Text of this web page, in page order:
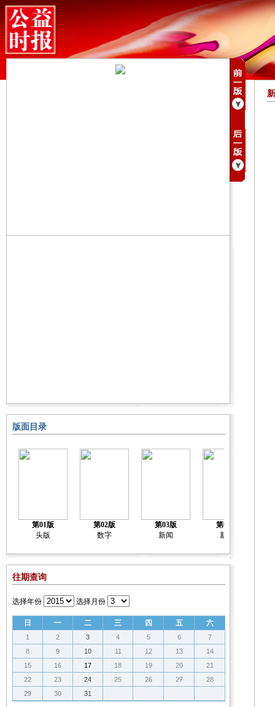
版面目录
第01版
头版
第02版
数字
第03版
新闻
第04版
新闻
往期查询
选择年份 选择月份
日 一 二 三 四 五 六
1 2 3 4 5 6
7
8
9 10 11 12 13
14
15
16 17 18 19 20
21
22
23 24 25 26 27
28
29
30 31